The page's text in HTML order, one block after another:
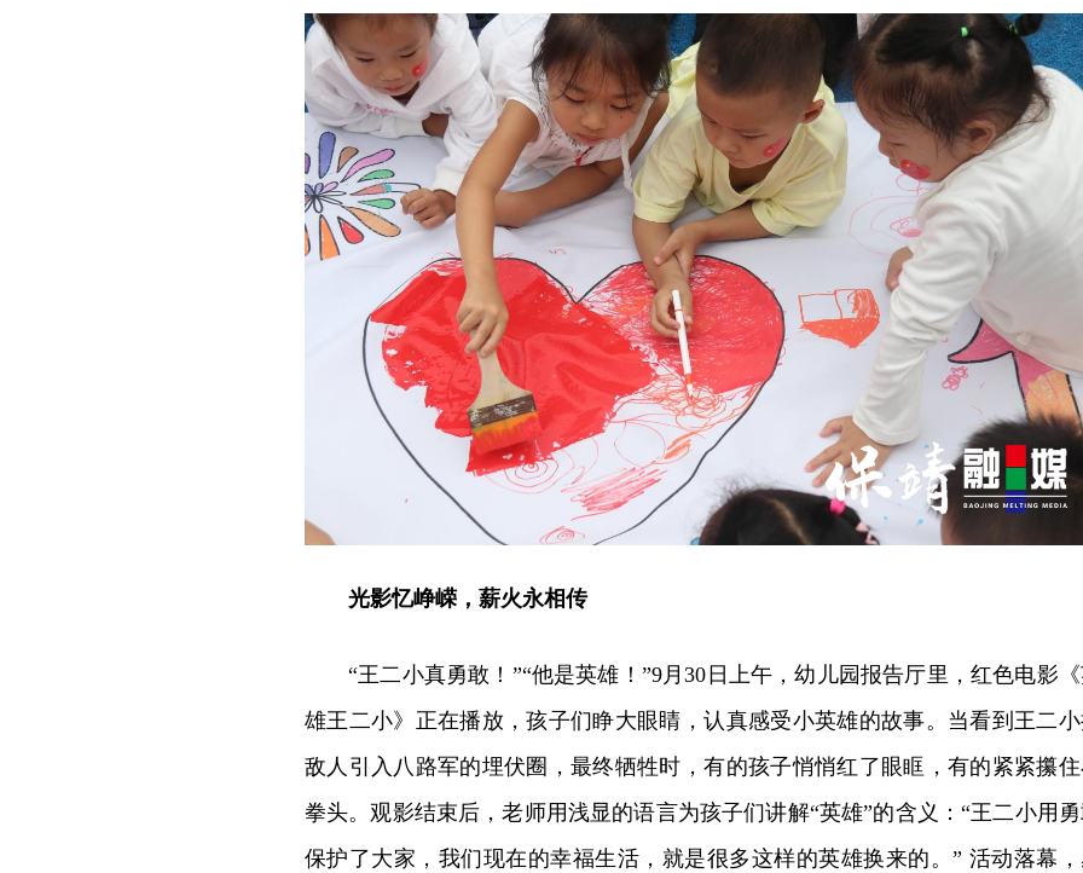
光影忆峥嵘，薪火永相传
“王二小真勇敢！”“他是英雄！”9月30日上午，幼儿园报告厅里，红色电影
雄王二小》正在播放，孩子们睁大眼睛，认真感受小英雄的故事。当看到王二
敌人引入八路军的埋伏圈，最终牺牲时，有的孩子悄悄红了眼眶，有的紧紧攥
拳头。观影结束后，老师用浅显的语言为孩子们讲解“英雄”的含义：“王二小用
保护了大家，我们现在的幸福生活，就是很多这样的英雄换来的。” 活动落幕